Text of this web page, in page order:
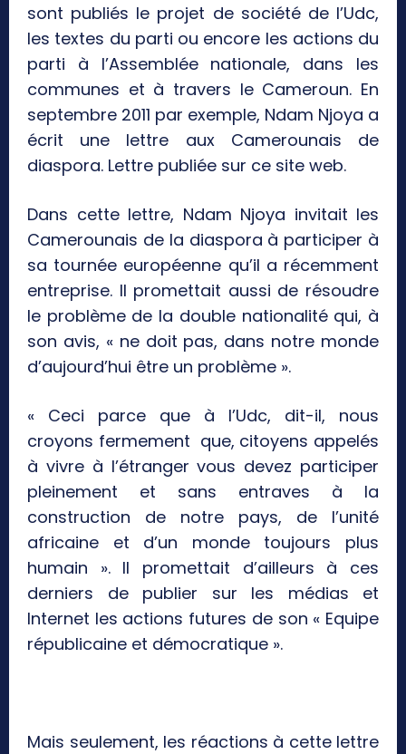
sont publiés le projet de société de l’Udc,
les textes du parti ou encore les actions du
parti à l’Assemblée nationale, dans les
communes et à travers le Cameroun. En
septembre 2011 par exemple, Ndam Njoya a
écrit une lettre aux Camerounais de
diaspora. Lettre publiée sur ce site web.
Dans cette lettre, Ndam Njoya invitait les
Camerounais de la diaspora à participer à
sa tournée européenne qu’il a récemment
entreprise. Il promettait aussi de résoudre
le problème de la double nationalité qui, à
son avis, « ne doit pas, dans notre monde
d’aujourd’hui être un problème ».
« Ceci parce que à l’Udc, dit-il, nous
croyons fermement que, citoyens appelés
à vivre à l’étranger vous devez participer
pleinement et sans entraves à la
construction de notre pays, de l’unité
africaine et d’un monde toujours plus
humain ». Il promettait d’ailleurs à ces
derniers de publier sur les médias et
Internet les actions futures de son « Equipe
républicaine et démocratique ».
Mais seulement, les réactions à cette lettre